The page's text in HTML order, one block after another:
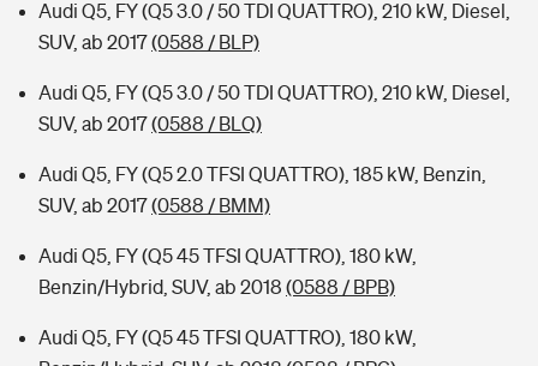
Audi Q5, FY (Q5 3.0 / 50 TDI QUATTRO), 210 kW, Diesel,
SUV, ab 2017(0588 / BLP)
Audi Q5, FY (Q5 3.0 / 50 TDI QUATTRO), 210 kW, Diesel,
SUV, ab 2017(0588 / BLQ)
Audi Q5, FY (Q5 2.0 TFSI QUATTRO), 185 kW, Benzin,
SUV, ab 2017(0588 / BMM)
Audi Q5, FY (Q5 45 TFSI QUATTRO), 180 kW,
Benzin/Hybrid, SUV, ab 2018 (0588 / BPB)
Audi Q5, FY (Q5 45 TFSI QUATTRO), 180 kW,